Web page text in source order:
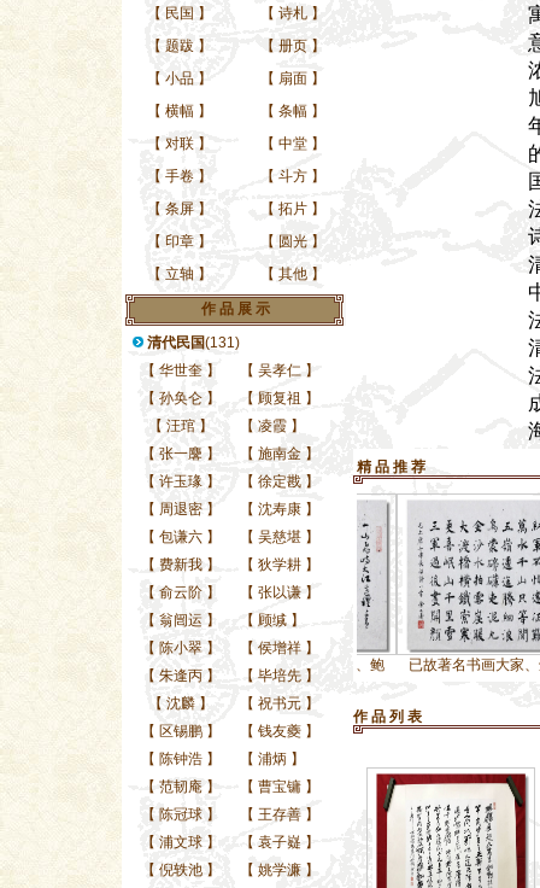
【 民国 】 【 诗札 】
【 题跋 】 【 册页 】
【 小品 】 【 扇面 】
【 横幅 】 【 条幅 】
【 对联 】 【 中堂 】
【 手卷 】 【 斗方 】
【 条屏 】 【 拓片 】
【 印章 】 【 圆光 】
【 立轴 】 【 其他 】
作 品 展 示
清代民国(131)
【 华世奎 】 【 吴孝仁 】
【 孙奂仑 】 【 顾复祖 】
【 汪琯 】 【 凌霞 】
【 张一麐 】 【 施南金 】
【 许玉瑑 】 【 徐定戡 】
【 周退密 】 【 沈寿康 】
【 包谦六 】 【 吴慈堪 】
【 费新我 】 【 狄学耕 】
【 俞云阶 】 【 张以谦 】
【 翁闿运 】 【 顾缄 】
【 陈小翠 】 【 侯增祥 】
【 朱逢丙 】 【 毕培先 】
【 沈麟 】 【 祝书元 】
【 区锡鹏 】 【 钱友夔 】
【 陈钟浩 】 【 浦炳 】
【 范韧庵 】 【 曹宝镛 】
【 陈冠球 】 【 王存善 】
【 浦文球 】 【 袁子嶷 】
【 倪轶池 】 【 姚学濂 】
精 品 推 荐
已故著名书画大家、鲍 已故著名书画大家、鲍 已故
作 品 列 表